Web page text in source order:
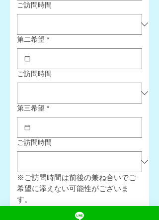
ご訪問時間
第二希望 *
ご訪問時間
第三希望 *
ご訪問時間
※ご訪問時間は前後の兼ね合いでご
希望に添えない可能性がございま
す。
なるべくご希望の枠内で調整させ